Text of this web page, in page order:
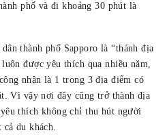
phố và đi khoảng 30 phút là
thành phố Sapporo là “thánh địa
được yêu thích qua nhiều năm,
nhận là 1 trong 3 địa điểm có
Vì vậy nơi đây cũng trở thành địa
thích không chỉ thu hút người
cả du khách.